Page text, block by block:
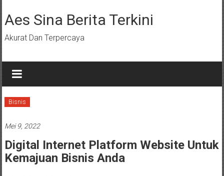
ke
konten
Aes Sina Berita Terkini
Akurat Dan Terpercaya
Bisnis
Mei 9, 2022
Digital Internet Platform Website Untuk
Kemajuan Bisnis Anda